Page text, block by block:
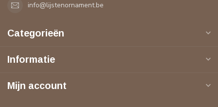
info@lijstenornament.be
Categorieën
Informatie
Mijn account